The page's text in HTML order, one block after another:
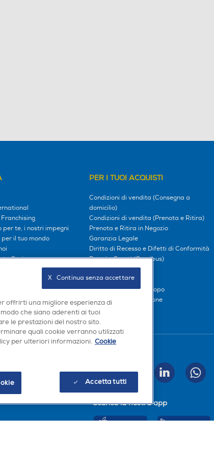
per te, i nostri impegni
il tuo mondo
Soci
PER I TUOI ACQUISTI
Condizioni di vendita (Consegna a
domicilio)
Condizioni di vendita (Prenota e Ritira)
Prenota e Ritira in Negozio
Garanzia Legale
Diritto di Recesso e Difetti di Conformità
Prezzi e Sconti (Omnibus)
Metodi di pagamento
Finanziamenti
Compra ora e paga dopo
Consegna e Installazione
INVIA
Scarica la nostra app
offrirti una migliore esperienza di
che siano aderenti ai tuoi
le prestazioni del nostro sito.
quali cookie verranno utilizzati
per ulteriori informazioni. Cookie
Accetta tutti
X   Continua senza accettare